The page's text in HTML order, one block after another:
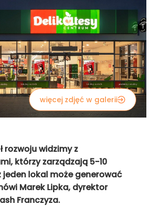
więcej zdjęć w galerii
rozwoju widzimy z
którzy zarządzają 5-10
jeden lokal może generować
Marek Lipka, dyrektor
Franczyza.